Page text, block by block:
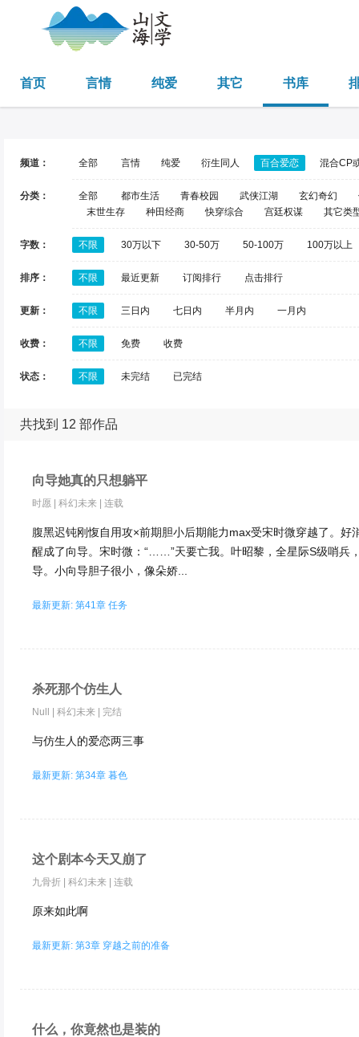
首页 言情 纯爱 其它 书库
频道： 全部 言情 纯爱 衍生同人 百合爱恋 混合CP
分类： 全部 都市生活 青春校园 武侠江湖 玄幻奇幻
末世生存
种田经商 快穿综合 宫廷权谋 其它类
字数： 不限 30万以下 30-50万 50-100万 100万以上
排序： 不限 最近更新 订阅排行 点击排行
更新： 不限 三日内 七日内 半月内 一月内
收费： 不限 免费 收费
状态： 不限 未完结 已完结
共找到 12 部作品
向导她真的只想躺平
时愿 | 科幻未来 | 连载
腹黑迟钝刚愎自用攻×前期胆小后期能力max受宋时微穿越了。
醒成了向导。宋时微：“……”天要亡我。叶昭黎，全星际S级哨兵
导。小向导胆子很小，像朵娇...
最新更新: 第41章 任务
杀死那个仿生人
Null | 科幻未来 | 完结
与仿生人的爱恋两三事
最新更新: 第34章 暮色
这个剧本今天又崩了
九骨折 | 科幻未来 | 连载
原来如此啊
最新更新: 第3章 穿越之前的准备
什么，你竟然也是装的